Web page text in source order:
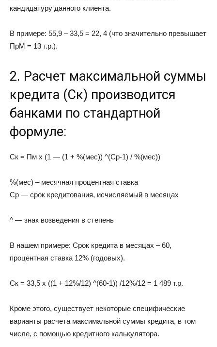
кандидатуру данного клиента.
В примере: 55,9 – 33,5 = 22, 4 (что значительно превышает
ПрМ = 13 т.р.).
2. Расчет максимальной суммы
кредита (Ск) производится
банками по стандартной
формуле:
Ск = Пм х (1 — (1 + %(мес)) ^(Ср-1) / %(мес))
%(мес) – месячная процентная ставка
Ср — срок кредитования, исчисляемый в месяцах
^ — знак возведения в степень
В нашем примере: Срок кредита в месяцах – 60,
процентная ставка 12% (годовых).
Ск = 33,5 х ((1 + 12%/12) ^(60-1)) /12%/12 = 1 489 т.р.
Кроме этого, существует некоторые специфические
варианты расчета максимальной суммы кредита, в том
числе, с помощью кредитного калькулятора.